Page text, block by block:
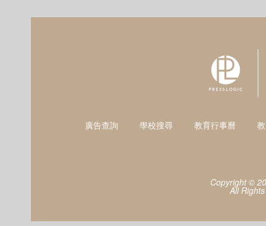
廣告查詢 學校搜尋 教育行事曆
Copyright ©
All